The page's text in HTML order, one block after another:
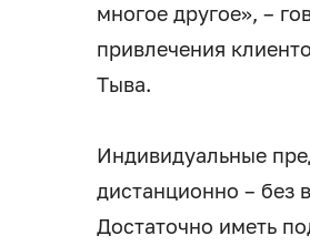
многое другое», –
привлечения
Тыва.
Индивидуальные
дистанционно – без
Достаточно иметь